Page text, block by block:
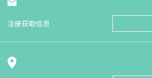
注册获取信息